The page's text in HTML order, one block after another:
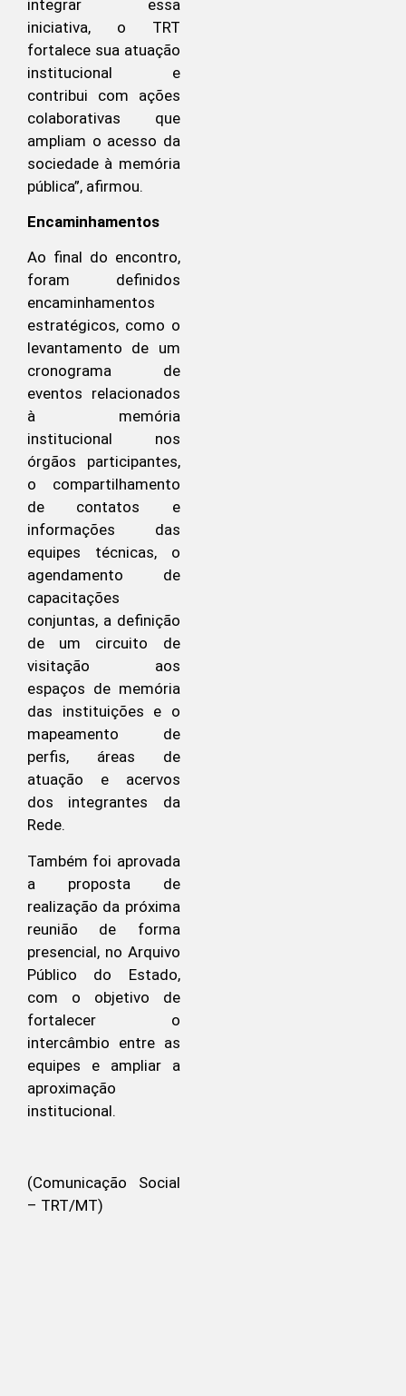
integrar essa
iniciativa, o TRT
fortalece sua atuação
institucional e
contribui com ações
colaborativas que
ampliam o acesso da
sociedade à memória
pública”, afirmou.
Encaminhamentos
Ao final do encontro,
foram definidos
encaminhamentos
estratégicos, como o
levantamento de um
cronograma de
eventos relacionados
à memória
institucional nos
órgãos participantes,
o compartilhamento
de contatos e
informações das
equipes técnicas, o
agendamento de
capacitações
conjuntas, a definição
de um circuito de
visitação aos
espaços de memória
das instituições e o
mapeamento de
perfis, áreas de
atuação e acervos
dos integrantes da
Rede.
Também foi aprovada
a proposta de
realização da próxima
reunião de forma
presencial, no Arquivo
Público do Estado,
com o objetivo de
fortalecer o
intercâmbio entre as
equipes e ampliar a
aproximação
institucional.
(Comunicação Social
– TRT/MT)